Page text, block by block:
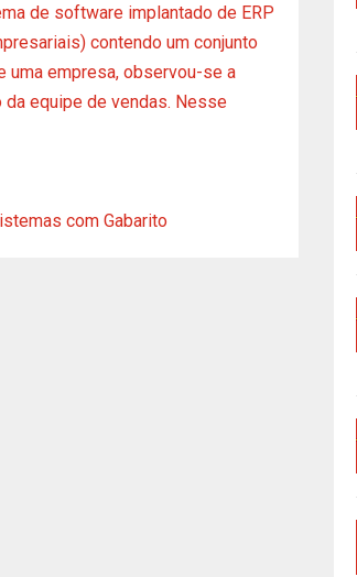
de software implantado de ERP
contendo um conjunto
empresa, observou-se a
equipe de vendas. Nesse
com Gabarito